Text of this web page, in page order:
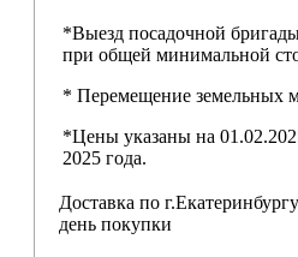
*Выезд посадочной
при общей минимальной
* Перемещение земельных
*Цены указаны на
2025 года.
Доставка по
день покупки